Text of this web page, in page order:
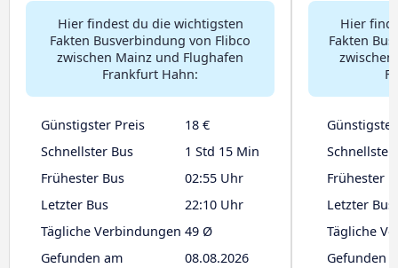
Hier findest du die wichtigsten
Fakten Busverbindung von Flibco
zwischen Mainz und Flughafen
Frankfurt Hahn:
Günstigster Preis
18 €
Schnellster Bus
1 Std 15 Min
Frühester Bus
02:55 Uhr
Letzter Bus
22:10 Uhr
Tägliche Verbindungen 49 Ø
Gefunden am
08.08.2026
Hier
Fakten
Schnellster
Frühester
Letzter Bus
Tägliche
Gefunden